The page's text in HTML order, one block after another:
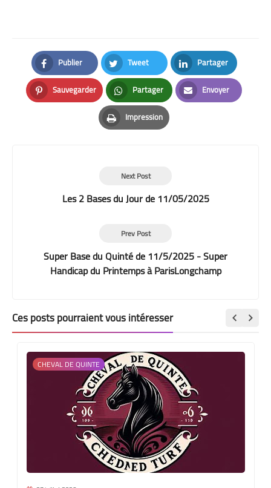
Publier
Facebook
Tweet
Twitter
Partager
LinkedIn
Sauvegarder
Pinterest
Partager
Whatsapp
Envoyer
Email
Impression
Print
Next Post
Les 2 Bases du Jour de 11/05/2025
Prev Post
Super Base du Quinté de 11/5/2025 - Super
Handicap du Printemps à ParisLongchamp
Ces posts pourraient vous intéresser
CHEVAL DE QUINTE